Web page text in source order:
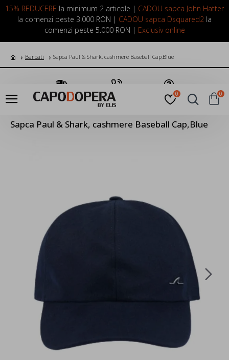
15% REDUCERE la minimum 2 articole | CADOU sapca John Hatter
la comenzi peste 3.000 RON | CADOU sapca Dsquared2 la
comenzi peste 5.000 RON | Exclusiv online
LOGIN INREGISTRARE
0 0
Barbati Sapca Paul & Shark, cashmere Baseball Cap,Blue
Transport Gratuit Suna Acum Pune o Intrebare
Sapca Paul & Shark, cashmere Baseball Cap,Blue